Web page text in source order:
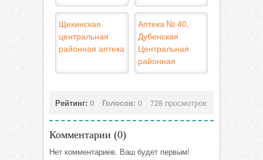
Щекинская
центральная
районная аптека
Аптека № 40,
Дубенская
Центральная
районная
Рейтинг: 0 Голосов: 0 728 просмотров
Комментарии (0)
Нет комментариев. Ваш будет первым!